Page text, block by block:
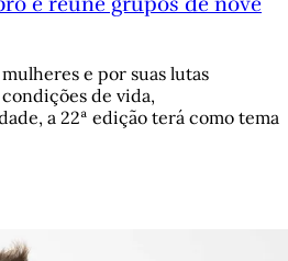
e por suas lutas
de vida,
a 22ª edição terá como tema